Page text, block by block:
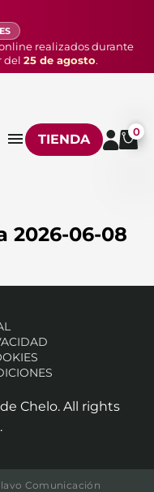
realizados durante
del 25 de agosto.
TIENDA 0
2026-06-08
Chelo. All rights
Comunicación